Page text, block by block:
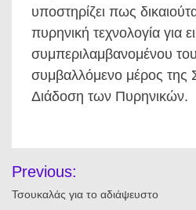
υποστηρίζει πως
πυρηνική τεχνολογία για
συμπεριλαμβανομένου
συμβαλλόμενο μέρος της
Διάδοση των Πυρηνικών.
άρθρων
Previous:
Τσουκαλάς για το αδιάψευστο